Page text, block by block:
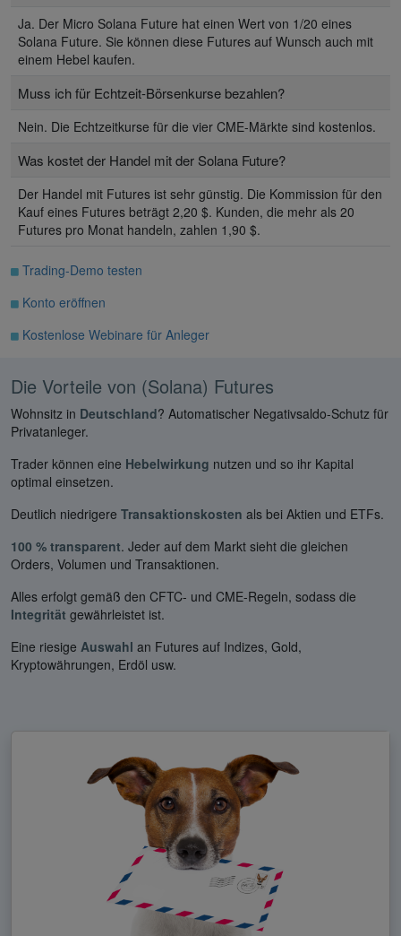
Ja. Der Micro Solana Future hat einen Wert von 1/20 eines
Solana Future. Sie können diese Futures auf Wunsch auch mit
einem Hebel kaufen.
Muss ich für Echtzeit-Börsenkurse bezahlen?
Nein. Die Echtzeitkurse für die vier CME-Märkte sind kostenlos.
Was kostet der Handel mit der Solana Future?
Der Handel mit Futures ist sehr günstig. Die Kommission für den
Kauf eines Futures beträgt 2,20 $. Kunden, die mehr als 20
Futures pro Monat handeln, zahlen 1,90 $.
Trading-Demo testen
Konto eröffnen
Kostenlose Webinare für Anleger
Die Vorteile von (Solana) Futures
Wohnsitz in Deutschland? Automatischer Negativsaldo-Schutz für
Privatanleger.
Trader können eine Hebelwirkung nutzen und so ihr Kapital
optimal einsetzen.
Deutlich niedrigere Transaktionskosten als bei Aktien und ETFs.
100 % transparent. Jeder auf dem Markt sieht die gleichen
Orders, Volumen und Transaktionen.
Alles erfolgt gemäß den CFTC- und CME-Regeln, sodass die
Integrität gewährleistet ist.
Eine riesige Auswahl an Futures auf Indizes, Gold,
Kryptowährungen, Erdöl usw.